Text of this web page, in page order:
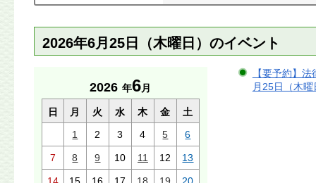
2026年6月25日（木曜日）のイベント
2026 年6月
日 月 火 水 木 金
土
1
2 3 4 5 6
7 8 9 10 11 12 13
【要予約】
月25日（木